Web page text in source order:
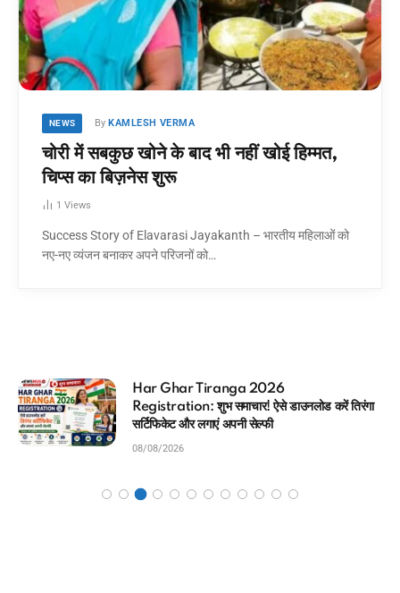
NEWS By KAMLESH VERMA
चोरी में सबकुछ खोने के बाद भी नहीं खोई हिम्मत,
चिप्स का बिज़नेस शुरू
1 Views
Success Story of Elavarasi Jayakanth – भारतीय महिलाओं को
नए-नए व्यंजन बनाकर अपने परिजनों को…
करें तिरंगा
आधार कार्ड में कौन सा मोबाइल नंबर लिंक
मिनटों में चेक करने का Direct तरीका
08/08/2026